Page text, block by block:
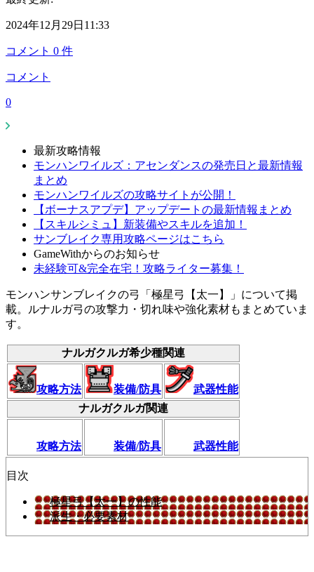
2024年12月29日11:33
コメント 0 件
コメント
0
最新攻略情報
モンハンワイルズ：アセンダンスの発売日と最新情報
まとめ
モンハンワイルズの攻略サイトが公開！
【ボーナスアプデ】アップデートの最新情報まとめ
【スキルシミュ】新装備やスキルを追加！
サンブレイク専用攻略ページはこちら
GameWithからのお知らせ
未経験可&完全在宅！攻略ライター募集！
モンハンサンブレイクの弓「極星弓【太一】」について掲
載。ルナルガ弓の攻撃力・切れ味や強化素材もまとめていま
す。
ナルガクルガ希少種関連
攻略方法 装備/防具
武器性能
ナルガクルガ関連
攻略方法 装備/防具 武器性能
目次
極星弓【太一】の性能
派生・必要素材